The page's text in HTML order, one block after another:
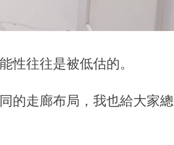
性往往是被低估的。
的走廊布局，我也給大家總